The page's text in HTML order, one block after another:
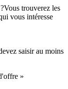
Vous trouverez les
vous intéresse
saisir au moins
»